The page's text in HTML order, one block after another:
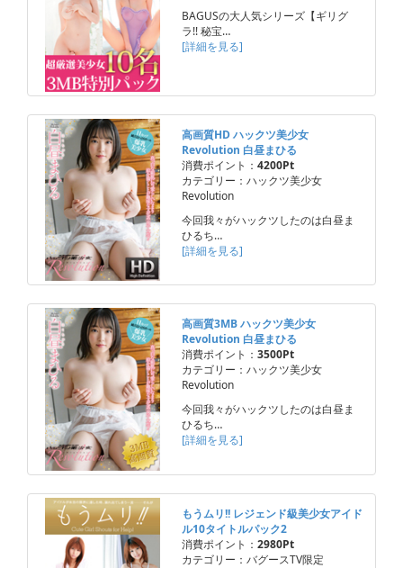
BAGUSの大人気シリーズ【ギリグ
ラ!! 秘宝…
[詳細を見る]
高画質HD ハックツ美少女
Revolution 白昼まひる
消費ポイント： 4200Pt
カテゴリー：ハックツ美少女
Revolution
今回我々がハックツしたのは白昼ま
ひるち…
[詳細を見る]
高画質3MB ハックツ美少女
Revolution 白昼まひる
消費ポイント： 3500Pt
カテゴリー：ハックツ美少女
Revolution
今回我々がハックツしたのは白昼ま
ひるち…
[詳細を見る]
もうムリ!! レジェンド級美少女アイド
ル10タイトルパック2
消費ポイント： 2980Pt
カテゴリー：バグースTV限定